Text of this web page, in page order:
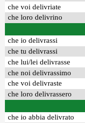
che voi delivriate
che loro delivrino
che io delivrassi
che tu delivrassi
che lui/lei delivrasse
che noi delivrassimo
che voi delivraste
che loro delivrassero
che io abbia delivrato